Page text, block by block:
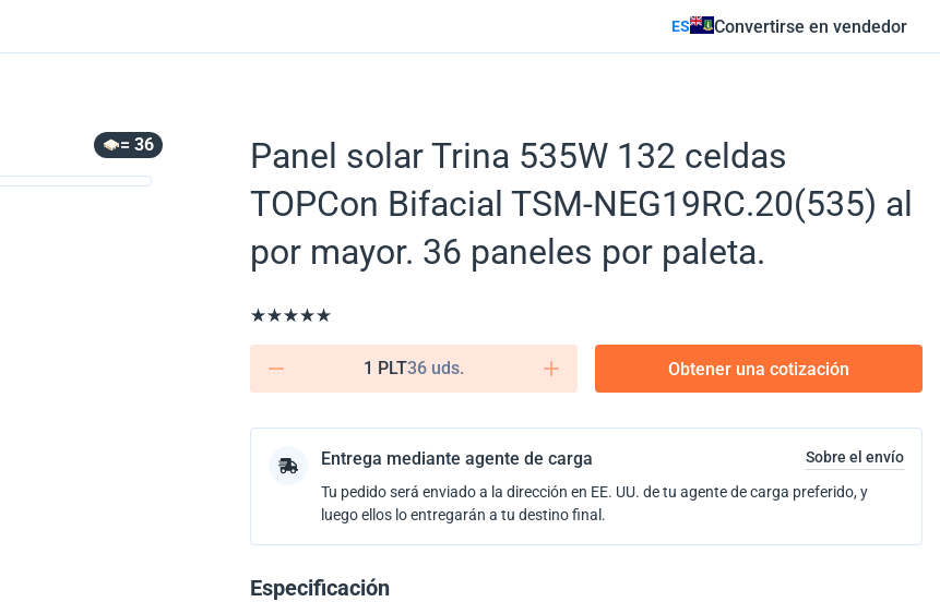
ES Convertirse en vendedor
= 36
Panel solar Trina 535W 132 celdas
TOPCon Bifacial TSM-NEG19RC.20(535) al
por mayor. 36 paneles por paleta.
1 PLT36 uds. Obtener una cotización
Entrega mediante agente de carga
Sobre el envío
Tu pedido será enviado a la dirección en EE. UU. de tu agente de carga preferido, y
luego ellos lo entregarán a tu destino final.
Especificación